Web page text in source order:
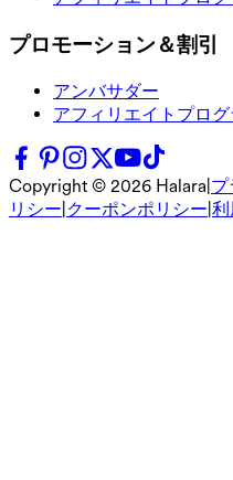
プロモーション＆割引
アンバサダー
アフィリエイトプログ
Copyright © 2026 Halara プ
リシー クーポンポリシー 利